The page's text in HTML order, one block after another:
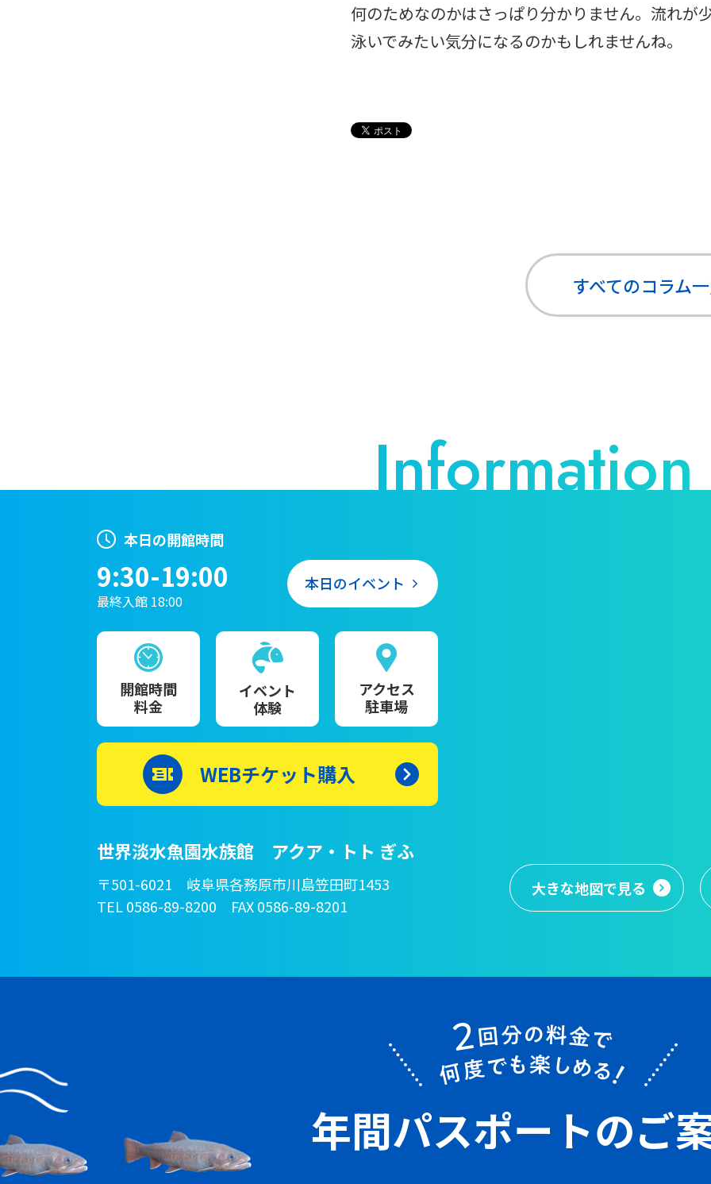
何のためなのかはさっぱり分かりません。流れが
泳いでみたい気分になるのかもしれませんね。
すべてのコラム
本日の開館時間
9:30-19:00
最終入館 18:00
本日のイベント
開館時間
料金
イベント
体験
アクセス
駐車場
WEBチケット購入
世界淡水魚園水族館 アクア・トト ぎふ
〒501-6021 岐阜県各務原市川島笠田町1453
TEL 0586-89-8200 FAX 0586-89-8201
大きな地図で見る
年間パスポートのご